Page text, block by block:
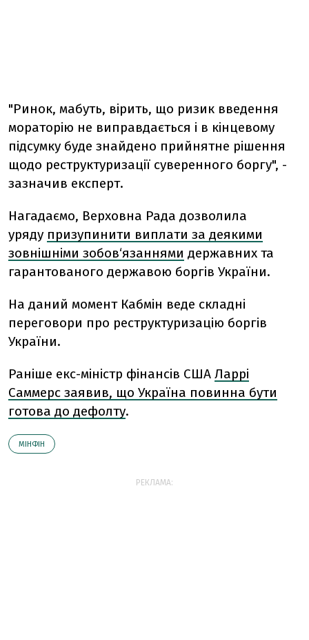
"Ринок, мабуть, вірить, що ризик введення
мораторію не виправдається і в кінцевому
підсумку буде знайдено прийнятне рішення
щодо реструктуризації суверенного боргу", -
зазначив експерт.
Нагадаємо, Верховна Рада дозволила
уряду призупинити виплати за деякими
зовнішніми зобов‘язаннями державних та
гарантованого державою боргів України.
На даний момент Кабмін веде складні
переговори про реструктуризацію боргів
України.
Раніше екс-міністр фінансів США Ларрі
Саммерс заявив, що Україна повинна бути
готова до дефолту.
МІНФІН
РЕКЛАМА: